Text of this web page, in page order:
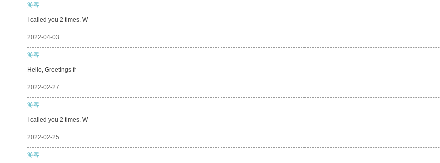
游客
I called you 2 times. W
2022-04-03
游客
Hello, Greetings fr
2022-02-27
游客
I called you 2 times. W
2022-02-25
游客